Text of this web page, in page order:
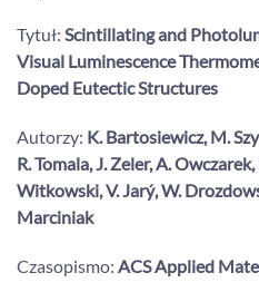
Tytuł: Scintillating and
Visual Luminescence
Doped Eutectic Structures
Autorzy: K. Bartosiewicz, M.
R. Tomala, J. Zeler, A.
Witkowski, V. Jarý, W.
Marciniak
Czasopismo: ACS Applied